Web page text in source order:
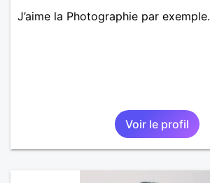
J’aime la Photographie par exemple.
Voir le profil